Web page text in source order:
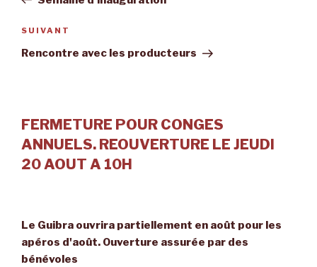
l’article
Article
suivant
SUIVANT
Rencontre avec les producteurs
FERMETURE POUR CONGES
ANNUELS. REOUVERTURE LE JEUDI
20 AOUT A 10H
Le Guibra ouvrira partiellement en août pour les
apéros d'août. Ouverture assurée par des
bénévoles